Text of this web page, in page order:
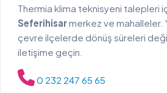
Thermia klima teknisyeni talepleri
Seferihisarmerkez ve mahalleler.
çevre ilçelerde dönüş süreleri
iletişime geçin.
0 232 247 65 65